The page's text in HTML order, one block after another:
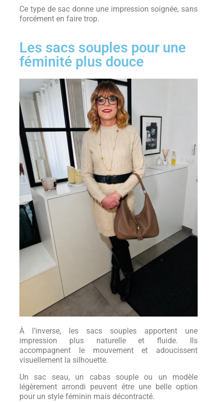
Ce type de sac donne une impression soignée, sans
forcément en faire trop.
Les sacs souples pour une
féminité plus douce
À l’inverse, les sacs souples apportent une
impression plus naturelle et fluide. Ils
accompagnent le mouvement et adoucissent
visuellement la silhouette.
Un sac seau, un cabas souple ou un modèle
légèrement arrondi peuvent être une belle option
pour un style féminin mais décontracté.